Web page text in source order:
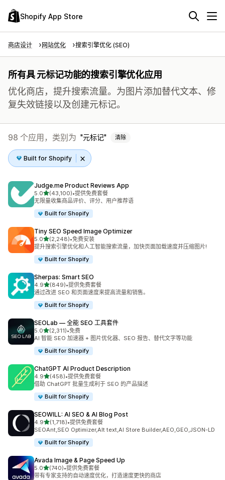
Shopify App Store
商店设计 网站优化 搜索引擎优化 (SEO)
所有具 元标记功能的搜索引擎优化应用
优化商店，提升搜索流量。为图片添加替代文本、修
复失效链接以及创建元标记。
98 个应用，类别为 元标记 清除
Built for Shopify
Judge.me Product Reviews App
5.0星（满分 5 星）
(43,100)
总共 43100 条评论
•提供免费套餐
无限量收集商品评价、评分、用户推荐语
Built for Shopify
Tiny SEO Speed Image Optimizer
5.0星（满分 5 星）
(2,248)
总共 2248 条评论
•免费安装
提升搜索引擎优化和人工智能搜索流量，加快页面加载速度并压缩图片!
Built for Shopify
Sherpas: Smart SEO
4.9星（满分 5 星）
(849)
总共 849 条评论
•提供免费套餐
通过改进 SEO 和页面速度来提高流量和销售。
Built for Shopify
SEOLab — 全能 SEO 工具套件
5.0星（满分 5 星）
(2,311)
总共 2311 条评论
•免费
AI 智能 SEO 加速器 + 图片优化器、SEO 报告、替代文字等功能
Built for Shopify
ChatGPT AI Product Description
4.9星（满分 5 星）
(458)
总共 458 条评论
•提供免费套餐
借助 ChatGPT 批量生成利于 SEO 的产品描述
Built for Shopify
SEOWILL: AI SEO & AI Blog Post
4.9星（满分 5 星）
(1,718)
总共 1718 条评论
•提供免费套餐
SEOAnt,SEO Optimizer,Alt text,AI Store Builder,AEO,GEO,JSON-LD
Built for Shopify
Avada Image & Page Speed Up
5.0星（满分 5 星）
(740)
总共 740 条评论
•提供免费套餐
带有专家支持的自动速度优化，打造速度更快的商店